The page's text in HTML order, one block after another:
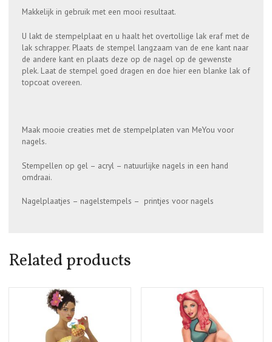
Makkelijk in gebruik met een mooi resultaat.
U lakt de stempelplaat en u haalt het overtollige lak eraf met de
lak schrapper. Plaats de stempel langzaam van de ene kant naar
de andere kant en plaats deze op de nagel op de gewenste
plek. Laat de stempel goed dragen en doe hier een blanke lak of
topcoat overeen.
Maak mooie creaties met de stempelplaten van MeYou voor
nagels.
Stempellen op gel – acryl – natuurlijke nagels in een hand
omdraai.
Nagelplaatjes – nagelstempels – printjes voor nagels
Related products